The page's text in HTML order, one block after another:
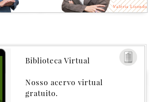
Valéria Lisondo
Biblioteca Virtual
Nosso acervo virtual
gratuito.